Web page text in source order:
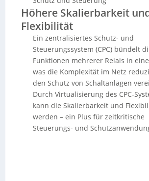
Höhere Skalierbarkeit
Flexibilität
Ein zentralisiertes Schutz- und
Steuerungssystem (CPC) bündelt
Funktionen mehrerer Relais in
was die Komplexität im Netz
den Schutz von Schaltanlagen
Durch Virtualisierung des CPC-
kann die Skalierbarkeit und
werden – ein Plus für zeitkritische
Steuerungs- und